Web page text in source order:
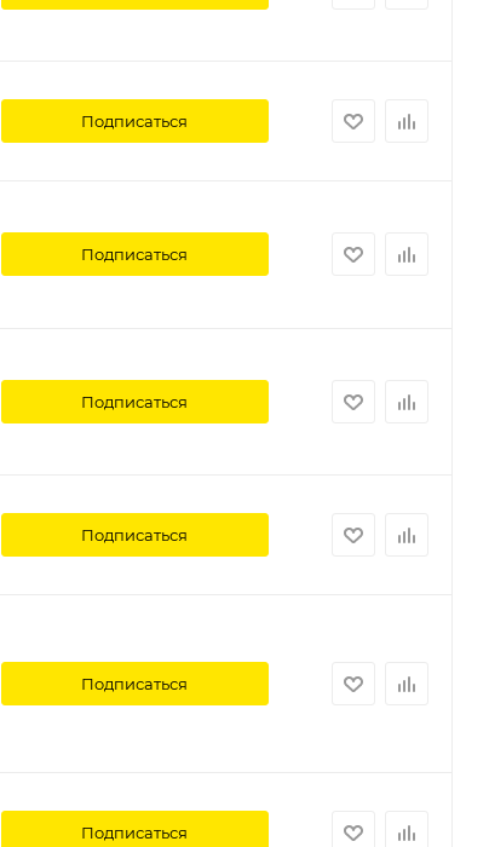
Подписаться
Подписаться
Подписаться
Подписаться
Подписаться
Подписаться